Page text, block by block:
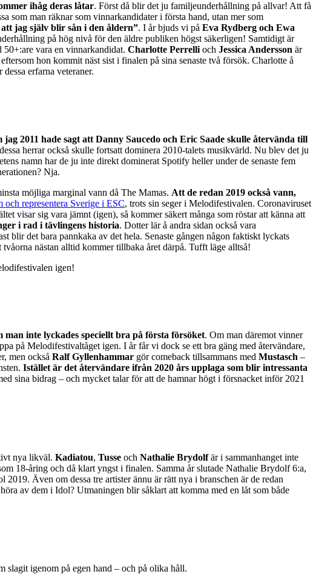
ihåg deras låtar. Först då blir det ju familjeunderhållning på allvar! Att få
som man räknar som vinnarkandidater i första hand, utan mer som
jag själv blir sån i den åldern”. I år bjuds vi på Eva Rydberg och Ewa
på hög nivå för den äldre publiken högst säkerligen! Samtidigt är
vara en vinnarkandidat. Charlotte Perrelli och Jessica Andersson är
hon kommit näst sist i finalen på sina senaste två försök. Charlotte å
erfarna veteraner.
jag 2011 hade sagt att Danny Saucedo och Eric Saade skulle återvända till
herrar också skulle fortsatt dominera 2010-talets musikvärld. Nu blev det ju
namn har de ju inte direkt dominerat Spotify heller under de senaste fem
Nja.
möjliga marginal vann då The Mamas. Att de redan 2019 också vann,
och representera Sverige i ESC, trots sin seger i Melodifestivalen. Coronaviruset
visar sig vara jämnt (igen), så kommer säkert många som röstar att känna att
i rad i tävlingens historia. Dotter lär å andra sidan också vara
blir det bara pannkaka av det hela. Senaste gången någon faktiskt lyckats
nästan alltid kommer tillbaka året därpå. Tufft läge alltså!
igen!
inte lyckades speciellt bra på första försöket. Om man däremot vinner
på Melodifestivaltåget igen. I år får vi dock se ett bra gäng med återvändare,
men också Ralf Gyllenhammar gör comeback tillsammans med Mustasch –
Istället är det återvändare ifrån 2020 års upplaga som blir intressanta
sina bidrag – och mycket talar för att de hamnar högt i försnacket inför 2021
nya likväl. Kadiatou, Tusse och Nathalie Brydolfär i sammanhanget inte
18-åring och då klart yngst i finalen. Samma år slutade Nathalie Brydolf 6:a,
Även om dessa tre artister ännu är rätt nya i branschen är de redan
av dem i Idol? Utmaningen blir såklart att komma med en låt som både
slagit igenom på egen hand – och på olika håll.